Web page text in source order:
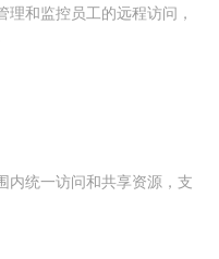
和监控员工的远程访问，
内统一访问和共享资源，支